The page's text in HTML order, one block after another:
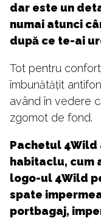
dar este un
numai atunci
după ce te-ai
Tot pentru
îmbunătățit
având în vedere
zgomot de fond.
Pachetul
habitaclu, cum
logo-ul 4Wild
spate
portbagaj,